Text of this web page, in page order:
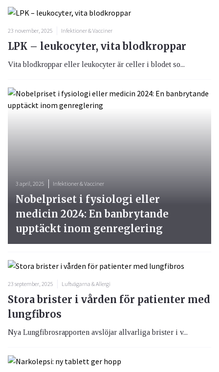
23 november, 2025 Infektioner & Vacciner
LPK – leukocyter, vita blodkroppar
Vita blodkroppar eller leukocyter är celler i blodet so...
23 september, 2025 Luftvägarna & Allergi
Stora brister i vården för patienter med
lungfibros
Nya Lungfibrosrapporten avslöjar allvarliga brister i v...
3 april, 2025 Infektioner & Vacciner
Nobelpriset i fysiologi eller
medicin 2024: En banbrytande
upptäckt inom genreglering